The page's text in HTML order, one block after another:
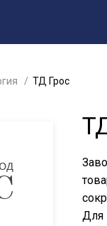
ТД Грос
Для